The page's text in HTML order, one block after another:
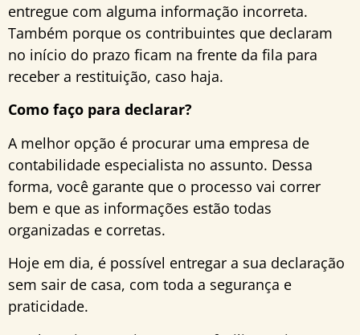
entregue com alguma informação incorreta.
Também porque os contribuintes que declaram
no início do prazo ficam na frente da fila para
receber a restituição, caso haja.
Como faço para declarar?
A melhor opção é procurar uma empresa de
contabilidade especialista no assunto. Dessa
forma, você garante que o processo vai correr
bem e que as informações estão todas
organizadas e corretas.
Hoje em dia, é possível entregar a sua declaração
sem sair de casa, com toda a segurança e
praticidade.